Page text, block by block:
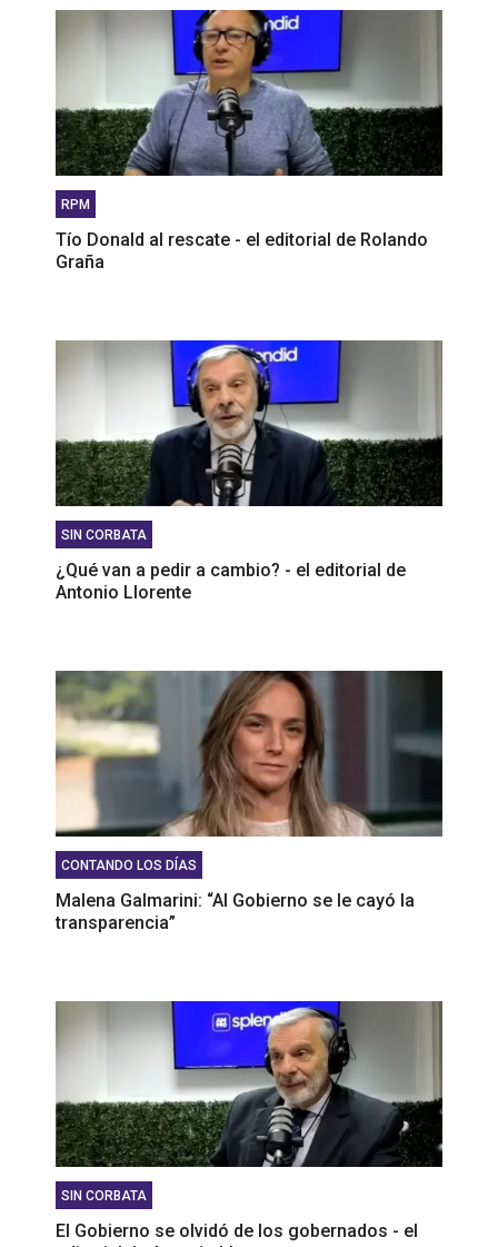
mostrando un cambio de paradigma en nuestro
RPM
Tío Donald al rescate - el editorial de Rolando
Graña
SIN CORBATA
¿Qué van a pedir a cambio? - el editorial de
Antonio Llorente
CONTANDO LOS DÍAS
Malena Galmarini: “Al Gobierno se le cayó la
transparencia”
SIN CORBATA
El Gobierno se olvidó de los gobernados - el